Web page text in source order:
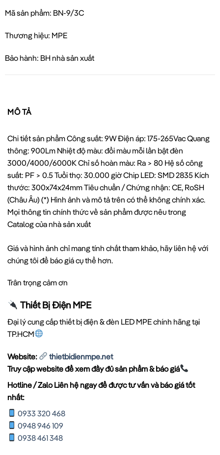
Mã sản phẩm: BN-9/3C
Thương hiệu: MPE
Bảo hành: BH nhà sản xuất
MÔ TẢ
Chi tiết sản phẩm Công suất: 9W Điện áp: 175-265Vac Quang
thông: 900Lm Nhiệt độ màu: đổi màu mỗi lần bật đèn
3000/4000/6000K Chỉ số hoàn màu: Ra > 80 Hệ số công
suất: PF > 0.5 Tuổi thọ: 30.000 giờ Chip LED: SMD 2835 Kích
thước: 300x74x24mm Tiêu chuẩn / Chứng nhận: CE, RoSH
(Châu Âu) (*) Hình ảnh và mô tả trên có thể không chính xác.
Mọi thông tin chính thức về sản phẩm được nêu trong
Catalog của nhà sản xuất
Giá và hình ảnh chỉ mang tính chất tham khảo, hãy liên hệ với
chúng tôi để báo giá cụ thể hơn.
Trân trọng cảm ơn
Thiết Bị Điện MPE
Đại lý cung cấp thiết bị điện & đèn LED MPE chính hãng tại
TP.HCM
Website:
thietbidienmpe.net
Truy cập website để xem đầy đủ sản phẩm & báo giá
Hotline / Zalo Liên hệ ngay để được tư vấn và báo giá tốt
nhất:
0933 320 468
0948 946 109
0938 461 348